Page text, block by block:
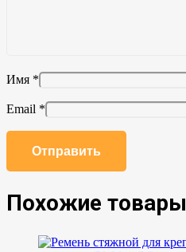
Имя *
Email *
Похожие товары